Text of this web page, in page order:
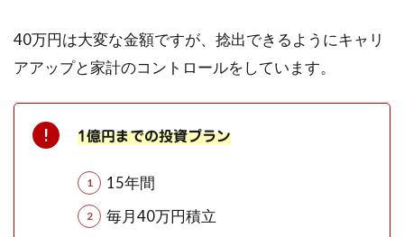
40万円は大変な金額ですが、捻出できるようにキャリ
アアップと家計のコントロールをしています。
1億円までの投資プラン
15年間
毎月40万円積立